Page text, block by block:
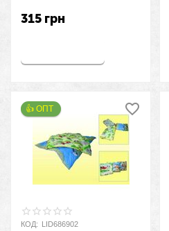
315 грн
👍 ОПТ
КОД: LID686902